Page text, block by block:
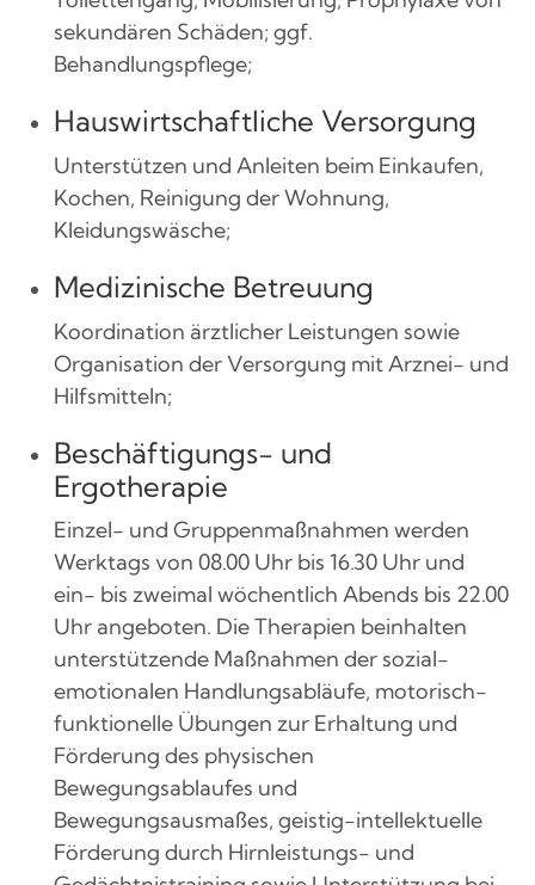
sekundären Schäden; ggf.
Behandlungspflege;
Hauswirtschaftliche Versorgung
Unterstützen und Anleiten beim Einkaufen,
Kochen, Reinigung der Wohnung,
Kleidungswäsche;
Medizinische Betreuung
Koordination ärztlicher Leistungen sowie
Organisation der Versorgung mit Arznei- und
Hilfsmitteln;
Beschäftigungs- und
Ergotherapie
Einzel- und Gruppenmaßnahmen werden
Werktags von 08.00 Uhr bis 16.30 Uhr und
ein- bis zweimal wöchentlich Abends bis 22.00
Uhr angeboten. Die Therapien beinhalten
unterstützende Maßnahmen der sozial-
emotionalen Handlungsabläufe, motorisch-
funktionelle Übungen zur Erhaltung und
Förderung des physischen
Bewegungsablaufes und
Bewegungsausmaßes, geistig-intellektuelle
Förderung durch Hirnleistungs- und